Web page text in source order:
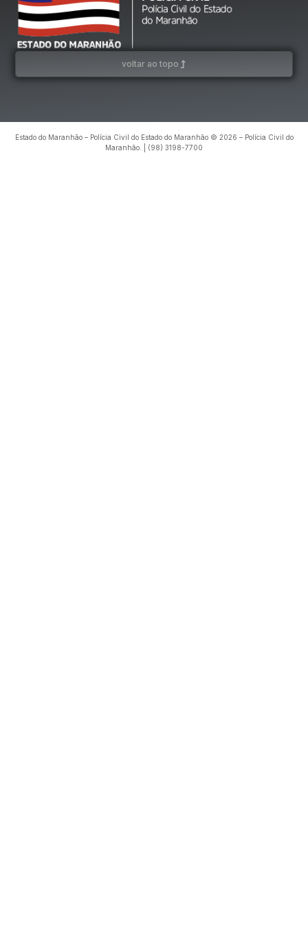
voltar ao topo
Estado do Maranhão – Polícia Civil do Estado do Maranhão © 2026 – Polícia Civil do
Maranhão. | (98) 3198-7700